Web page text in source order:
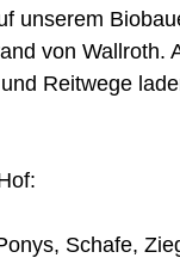
unserem
von Wallroth.
Reitwege
Schafe,